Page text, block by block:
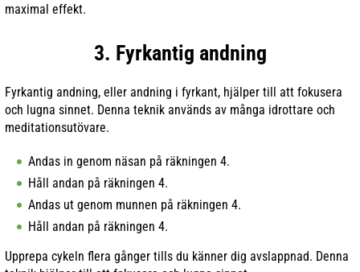
maximal effekt.
3. Fyrkantig andning
Fyrkantig andning, eller andning i fyrkant, hjälper till att fokusera
och lugna sinnet. Denna teknik används av många idrottare och
meditationsutövare.
Andas in genom näsan på räkningen 4.
Håll andan på räkningen 4.
Andas ut genom munnen på räkningen 4.
Håll andan på räkningen 4.
Upprepa cykeln flera gånger tills du känner dig avslappnad. Denna